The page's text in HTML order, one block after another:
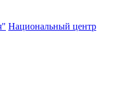
Национальный центр